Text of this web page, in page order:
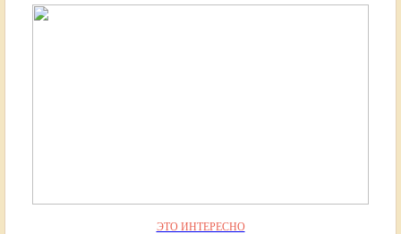
ЭТО ИНТЕРЕСНО